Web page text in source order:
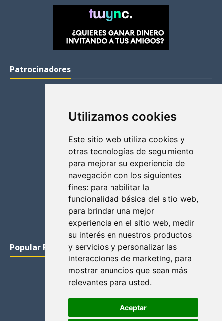
Utilizamos cookies
Este sitio web utiliza cookies y
otras tecnologías de seguimiento
para mejorar su experiencia de
navegación con los siguientes
fines: para habilitar la
funcionalidad básica del sitio web,
para brindar una mejor
experiencia en el sitio web, medir
su interés en nuestros productos
y servicios y personalizar las
interacciones de marketing, para
mostrar anuncios que sean más
relevantes para usted.
Aceptar
Patrocinadores
Popular Posts